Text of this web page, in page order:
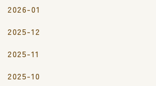
2026-01
2025-12
2025-11
2025-10